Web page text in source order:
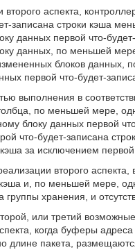
аспекта,
записана строки кэша
данных первой что-
данных, по меньшей
блоков данных,
первой что-будет-
выполнения в
по меньшей мере,
блоку данных первой
что-будет-записана
за исключением
второго
и, по меньшей мере,
хранения, и
или третий
когда буферы
длине пакета,